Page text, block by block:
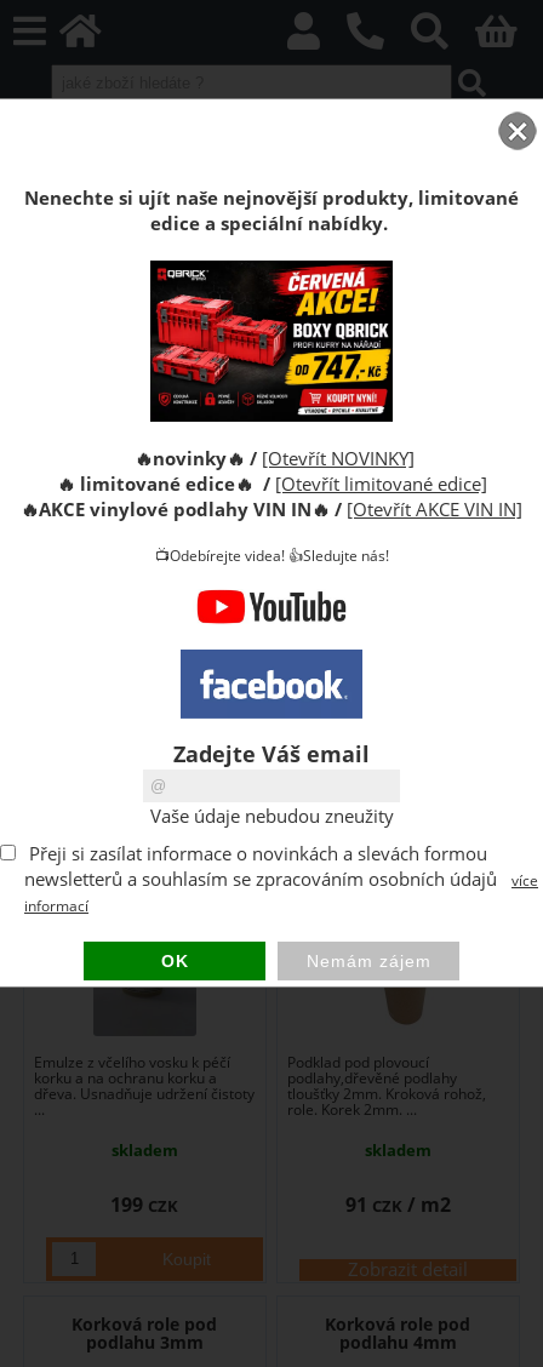
Profesionální příslušenství pro správnou
montáž a údržbu podlah
maximální kvality a perfektního výsledku vaší realizace.
příslušenství a doplňkysplňují přísné normy a
zaručují snadnou montáž i vysokou odolnost. Použitím
doporučených materiálů zajistítedlouhou životnost a
profesionální vzhledcelého projektu. Prohlédněte si naši
ucelenou nabídku za skvělé ceny.
O kategorii výše
Čističe, přípravky a
příslušenství na
Podkladové a
Emulze z včelího vosku
Emulze z včelího vosku k péčí
korku a na ochranu korku a
dřeva. Usnadňuje udržení čistoty
...
skladem
199 CZK
podlahu 2mm
Podklad pod plovoucí
podlahy,dřevěné podlahy
tloušťky 2mm. Kroková rohož,
role. Korek 2mm. ...
skladem
Zobrazit detail
91 CZK / m2
Korková role pod
podlahu 3mm
Korková role pod
podlahu 4mm
Nenechte si ujít naše nejnovější produkty, limitované
edice a speciální nabídky.
🔥novinky🔥 / [Otevřít NOVINKY]
🔥 limitované edice🔥 / [Otevřít limitované edice]
🔥AKCE vinylové podlahy VIN IN🔥 / [Otevřít AKCE VIN IN]
📺Odebírejte videa! 👍Sledujte nás!
Zadejte Váš email
Vaše údaje nebudou zneužity
Přeji si zasílat informace o novinkách a slevách formou
newsletterů a souhlasím se zpracováním osobních údajů
více
informací